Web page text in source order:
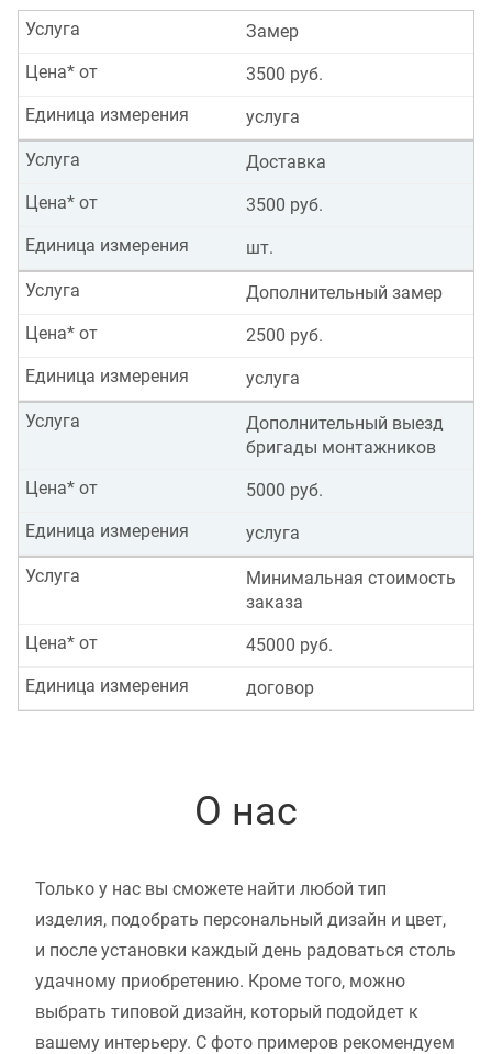
Замер
Услуга
3500 руб.
Цена* от
услуга
Единица измерения
Доставка
Услуга
3500 руб.
Цена* от
шт.
Единица измерения
Дополнительный замер
Услуга
2500 руб.
Цена* от
услуга
Единица измерения
Дополнительный выезд
бригады монтажников
Услуга
5000 руб.
Цена* от
услуга
Единица измерения
Минимальная стоимость
заказа
Услуга
45000 руб.
Цена* от
договор
Единица измерения
О нас
Только у нас вы сможете найти любой тип
изделия, подобрать персональный дизайн и цвет,
и после установки каждый день радоваться столь
удачному приобретению. Кроме того, можно
выбрать типовой дизайн, который подойдет к
вашему интерьеру. С фото примеров рекомендуем